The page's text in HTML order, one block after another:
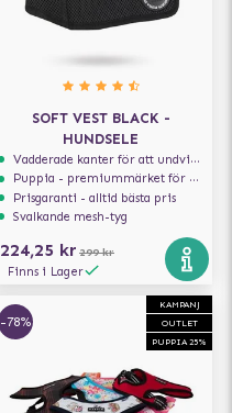
SOFT VEST BLACK -
HUNDSELE
Vadderade kanter för att undvika skav
Puppia - premiummärket för hundselar
Prisgaranti - alltid bästa pris
Svalkande mesh-tyg
224,25 kr 299 kr
Finns i Lager
KAMPANJ
OUTLET
PUPPIA 25%
-78%